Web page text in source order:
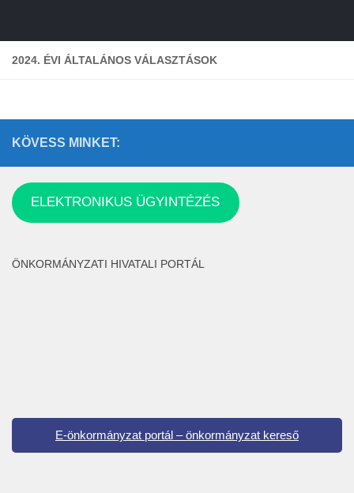
2024. ÉVI ÁLTALÁNOS VÁLASZTÁSOK
KÖVESS MINKET:
ELEKTRONIKUS ÜGYINTÉZÉS
ÖNKORMÁNYZATI HIVATALI PORTÁL
E-önkormányzat portál – önkormányzat kereső